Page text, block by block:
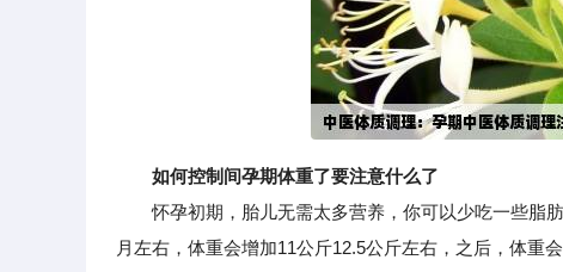
如何控制间孕期体重了要注意什么了
怀孕初期，胎儿无需太多营养，你可以少吃一些脂肪
月左右，体重会增加11公斤12.5公斤左右，之后，体重